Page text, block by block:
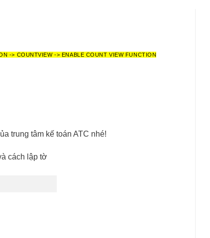
-> COUNTVIEW -> ENABLE COUNT VIEW FUNCTION
trung tâm kế toán ATC nhé!